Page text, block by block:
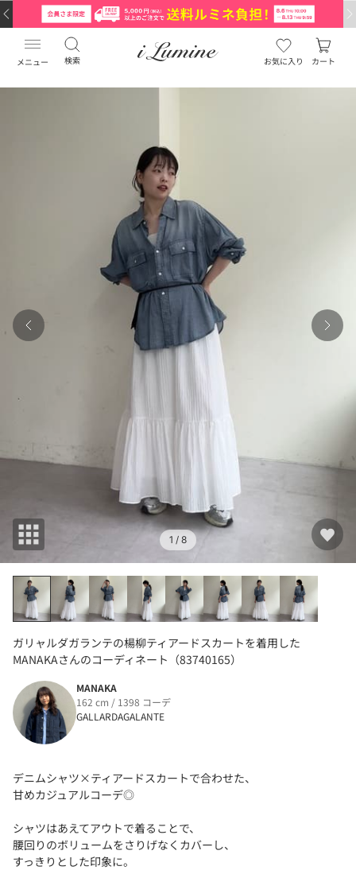
メニュー 検索 お気に入り カート
1 / 8
ガリャルダガランテの楊柳ティアードスカートを着用した
MANAKAさんのコーディネート（83740165）
MANAKA
162 cm / 1398 コーデ
GALLARDAGALANTE
デニムシャツ×ティアードスカートで合わせた、
甘めカジュアルコーデ◎
シャツはあえてアウトで着ることで、
腰回りのボリュームをさりげなくカバーし、
すっきりとした印象に。